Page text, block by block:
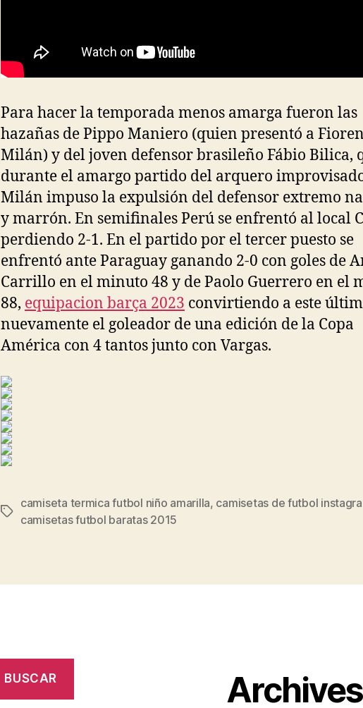
Para hacer la temporada menos amarga fueron las
hazañas de Pippo Maniero (quien presentó a
Milán) y del joven defensor brasileño Fábio Bilica,
durante el amargo partido del arquero
Milán impuso la expulsión del defensor extremo
y marrón. En semifinales Perú se enfrentó al local
perdiendo 2-1. En el partido por el tercer puesto se
enfrentó ante Paraguay ganando 2-0 con goles de
Carrillo en el minuto 48 y de Paolo Guerrero en el
88, equipacion barça 2023 convirtiendo a este
nuevamente el goleador de una edición de la Copa
América con 4 tantos junto con Vargas.
Etiquetas
camiseta termica futbol niño amarilla, camisetas de futbol
camisetas futbol baratas 2015
BUSCAR Archives